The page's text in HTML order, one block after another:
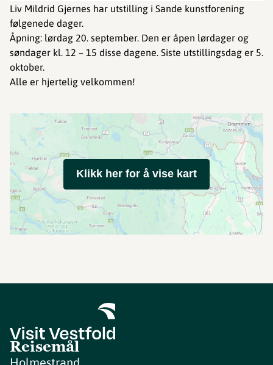
Liv Mildrid Gjernes har utstilling i Sande kunstforening
følgenede dager.
Åpning: lørdag 20. september. Den er åpen lørdager og
søndager kl. 12 – 15 disse dagene. Siste utstillingsdag er 5.
oktober.
Alle er hjertelig velkommen!
Klikk her for å vise kart
Reisemål